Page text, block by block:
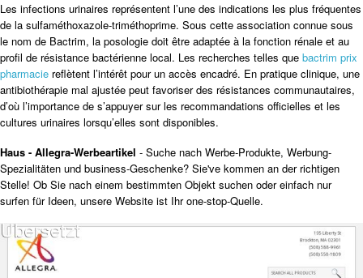
Les infections urinaires représentent l’une des indications les plus fréquentes
de la sulfaméthoxazole-triméthoprime. Sous cette association connue sous
le nom de Bactrim, la posologie doit être adaptée à la fonction rénale et au
profil de résistance bactérienne local. Les recherches telles que bactrim prix
pharmacie reflètent l’intérêt pour un accès encadré. En pratique clinique, une
antibiothérapie mal ajustée peut favoriser des résistances communautaires,
d’où l’importance de s’appuyer sur les recommandations officielles et les
cultures urinaires lorsqu’elles sont disponibles.
Haus - Allegra-Werbeartikel - Suche nach Werbe-Produkte, Werbung-
Spezialitäten und business-Geschenke? Sie've kommen an der richtigen
Stelle! Ob Sie nach einem bestimmten Objekt suchen oder einfach nur
surfen für Ideen, unsere Website ist Ihr one-stop-Quelle.